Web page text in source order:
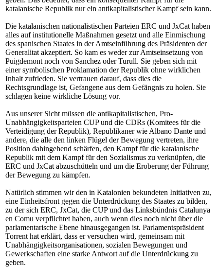
katalanische Republik nur ein antikapitalistischer Kampf sein kann.
Die katalanischen nationalistischen Parteien ERC und JxCat haben
alles auf institutionelle Maßnahmen gesetzt und alle Einmischung
des spanischen Staates in der Amtseinführung des Präsidenten der
Generalitat akzeptiert. So kam es weder zur Amtseinsetzung von
Puigdemont noch von Sanchez oder Turull. Sie geben sich mit
einer symbolischen Proklamation der Republik ohne wirklichen
Inhalt zufrieden. Sie vertrauen darauf, dass dies die
Rechtsgrundlage ist, Gefangene aus dem Gefängnis zu holen. Sie
schlagen keine wirkliche Lösung vor.
Aus unserer Sicht müssen die antikapitalistischen, Pro-
Unabhängigkeitsparteien CUP und die CDRs (Komitees für die
Verteidigung der Republik), Republikaner wie Albano Dante und
andere, die alle den linken Flügel der Bewegung vertreten, ihre
Position dahingehend schärfen, den Kampf für die katalanische
Republik mit dem Kampf für den Sozialismus zu verknüpfen, die
ERC und JxCat abzuschütteln und um die Eroberung der Führung
der Bewegung zu kämpfen.
Natürlich stimmen wir den in Katalonien bekundeten Initiativen zu,
eine Einheitsfront gegen die Unterdrückung des Staates zu bilden,
zu der sich ERC, JxCat, die CUP und das Linksbündnis Catalunya
en Comu verpflichtet haben, auch wenn dies noch nicht über die
parlamentarische Ebene hinausgegangen ist. Parlamentspräsident
Torrent hat erklärt, dass er versuchen wird, gemeinsam mit
Unabhängigkeitsorganisationen, sozialen Bewegungen und
Gewerkschaften eine starke Antwort auf die Unterdrückung zu
geben.